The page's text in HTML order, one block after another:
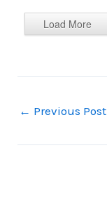
Load More
← Previous Post